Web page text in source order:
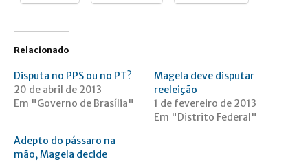
Relacionado
Disputa no PPS ou no PT?
20 de abril de 2013
Em "Governo de Brasília"
Magela deve disputar
reeleição
1 de fevereiro de 2013
Em "Distrito Federal"
Adepto do pássaro na
mão, Magela decide